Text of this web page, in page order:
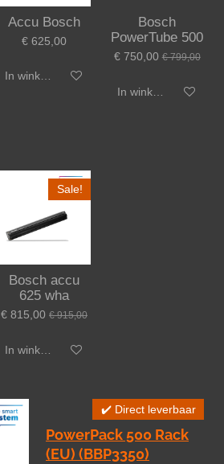
Accu Bosch
€ 625,00
In winkelwagen
Bosch
PowerTube 500
€ 750,00 € 799,00
In winkelwagen
Sale!
Bosch accu
625 wha
€ 815,00 € 915,00
In winkelwagen
✔️ Direct leverbaar
PowerPack 500 Rack
(EU) (BBP3350)